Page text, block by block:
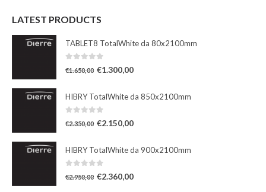
LATEST PRODUCTS
TABLET8 TotalWhite da 80x2100mm
€1.650,00 €1.300,00
HIBRY TotalWhite da 850x2100mm
€2.350,00 €2.150,00
HIBRY TotalWhite da 900x2100mm
€2.950,00 €2.360,00